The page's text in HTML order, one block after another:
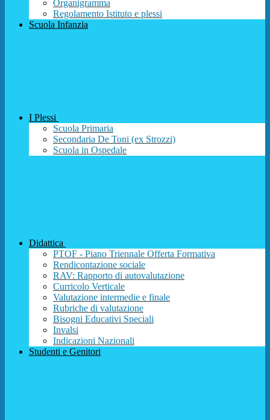
Organigramma
Regolamento Istituto e plessi
Scuola Infanzia
I Plessi
Scuola Primaria
Secondaria De Toni (ex Strozzi)
Scuola in Ospedale
Didattica
PTOF - Piano Triennale Offerta Formativa
Rendicontazione sociale
RAV: Rapporto di autovalutazione
Curricolo Verticale
Valutazione intermedie e finale
Rubriche di valutazione
Bisogni Educativi Speciali
Invalsi
Indicazioni Nazionali
Studenti e Genitori